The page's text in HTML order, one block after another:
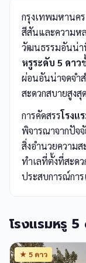
กรุงเทพมหานค
สีสันและความห
วัฒนธรรมอันน่า
หรูระดับ 5 ดาว
ผ่อนอันน่าจดจำ
สะดวกสบายสูงสุด
การคัดสรรโรงแ
พิจารณาจากปัจ
สิ่งอำนวยความ
ทำเลที่ตั้งที่สะด
ประสบการณ์กา
โรงแรมหรู 5
★ 5 ดาว